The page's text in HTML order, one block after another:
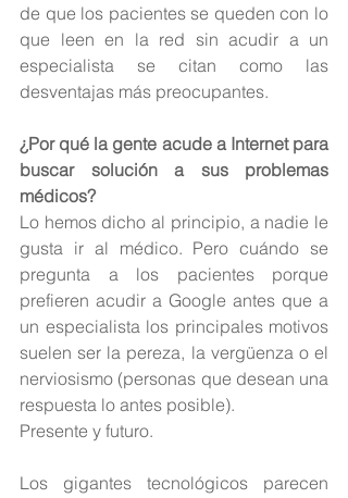
de que los pacientes se queden con lo
que leen en la red sin acudir a un
especialista se citan como las
desventajas más preocupantes.
¿Por qué la gente acude a Internet para
buscar solución a sus problemas
médicos?
Lo hemos dicho al principio, a nadie le
gusta ir al médico. Pero cuándo se
pregunta a los pacientes porque
prefieren acudir a Google antes que a
un especialista los principales motivos
suelen ser la pereza, la vergüenza o el
nerviosismo (personas que desean una
respuesta lo antes posible).
Presente y futuro.
Los gigantes tecnológicos parecen